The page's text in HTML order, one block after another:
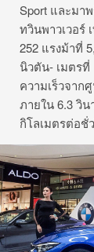
Sport และมา
ทวินพาวเวอร์
252 แรงม้าที่
นิวตัน- เมตรที่
ความเร็วจาก
ภายใน 6.3 วิ
กิโลเมตรต่อชั่